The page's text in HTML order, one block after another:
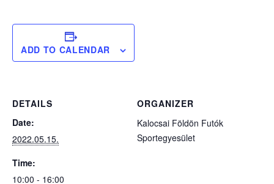
ADD TO CALENDAR
DETAILS
Date:
2022.05.15.
Time:
10:00 - 16:00
ORGANIZER
Kalocsai Földön Futók
Sportegyesület